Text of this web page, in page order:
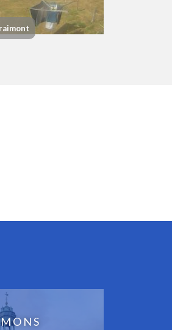
MONS